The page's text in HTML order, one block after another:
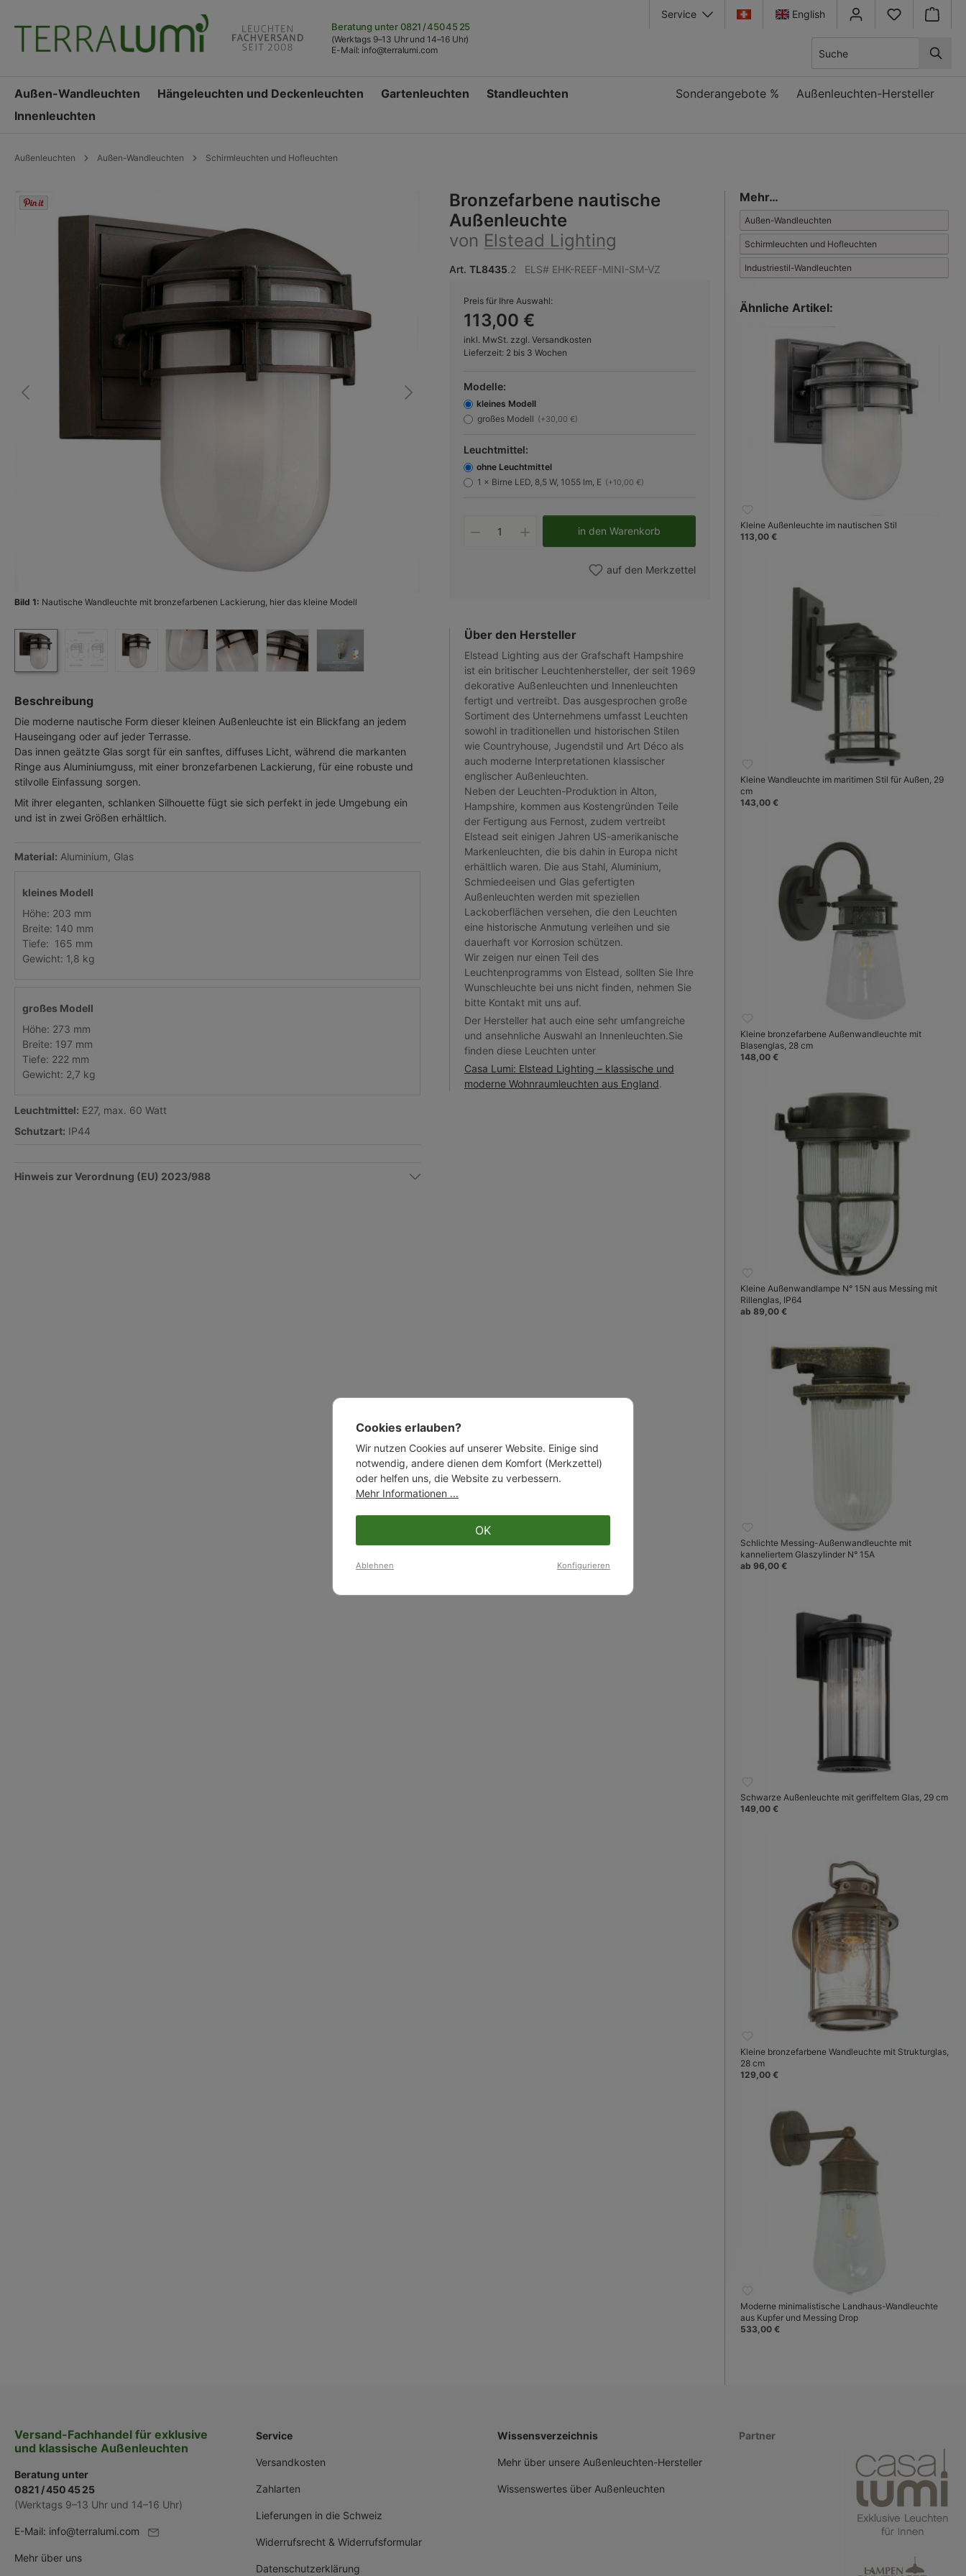
Zur Hauptnavigation springen
Beratung unter0821 / 450 45 25
(Werktags 9–13 Uhr und 14–16 Uhr)
E-Mail: info@terralumi.com
Service
English
Außen-Wandleuchten Hängeleuchten und Deckenleuchten Gartenleuchten Standleuchten Sonderangebote %
Außenleuchten-Hersteller
Innenleuchten
Außenleuchten Außen-Wandleuchten Schirmleuchten und Hofleuchten
Bildergalerie überspringen
Bild 1: Nautische Wandleuchte mit bronzefarbenen Lackierung, hier das kleine Modell
Beschreibung
Die moderne nautische Form dieser kleinen Außenleuchte ist ein Blickfang an jedem
Hauseingang oder auf jeder Terrasse.
Das innen geätzte Glas sorgt für ein sanftes, diffuses Licht, während die markanten
Ringe aus Aluminiumguss, mit einer bronzefarbenen Lackierung, für eine robuste und
stilvolle Einfassung sorgen.
Mit ihrer eleganten, schlanken Silhouette fügt sie sich perfekt in jede Umgebung ein
und ist in zwei Größen erhältlich.
Material: Aluminium, Glas
kleines Modell
Höhe: 203 mm
Breite: 140 mm
Tiefe: 165 mm
Gewicht: 1,8 kg
großes Modell
Höhe: 273 mm
Breite: 197 mm
Tiefe: 222 mm
Gewicht: 2,7 kg
Leuchtmittel: E27, max. 60 Watt
Schutzart: IP44
Hinweis zur Verordnung (EU) 2023/988
Bronzefarbene nautische
Außenleuchte
von Elstead Lighting
Art. TL8435.2 ELS# EHK-REEF-MINI-SM-VZ
Preis für Ihre Auswahl:
113,00 €
inkl. MwSt. zzgl. Versandkosten
Lieferzeit: 2 bis 3 Wochen
Modelle:
kleines Modell
großes Modell (+30,00 €)
Leuchtmittel:
ohne Leuchtmittel
1 × Birne LED, 8,5 W, 1055 lm, E (+10,00 €)
Produkt Anzahl: Gib den gewünschten Wert ein oder
in den Warenkorb
auf den Merkzettel
Über den Hersteller
Elstead Lighting aus der Grafschaft Hampshire
ist ein britischer Leuchtenhersteller, der seit 1969
dekorative Außenleuchten und Innenleuchten
fertigt und vertreibt. Das ausgesprochen große
Sortiment des Unternehmens umfasst Leuchten
sowohl in traditionellen und historischen Stilen
wie Countryhouse, Jugendstil und Art Déco als
auch moderne Interpretationen klassischer
englischer Außenleuchten.
Neben der Leuchten-Produktion in Alton,
Hampshire, kommen aus Kostengründen Teile
der Fertigung aus Fernost, zudem vertreibt
Elstead seit einigen Jahren US-amerikanische
Markenleuchten, die bis dahin in Europa nicht
erhältlich waren. Die aus Stahl, Aluminium,
Schmiedeeisen und Glas gefertigten
Außenleuchten werden mit speziellen
Lackoberflächen versehen, die den Leuchten
eine historische Anmutung verleihen und sie
dauerhaft vor Korrosion schützen.
Wir zeigen nur einen Teil des
Leuchtenprogramms von Elstead, sollten Sie Ihre
Wunschleuchte bei uns nicht finden, nehmen Sie
bitte Kontakt mit uns auf.
Der Hersteller hat auch eine sehr umfangreiche
und ansehnliche Auswahl an Innenleuchten.Sie
finden diese Leuchten unter
Casa Lumi: Elstead Lighting – klassische und
moderne Wohnraumleuchten aus England.
Mehr…
Außen-Wandleuchten
Schirmleuchten und Hofleuchten
Industriestil-Wandleuchten
Ähnliche Artikel:
Kleine Außenleuchte im nautischen Stil
113,00 €
Kleine Wandleuchte im maritimen Stil für Außen, 29
cm
143,00 €
Kleine bronzefarbene Außenwandleuchte mit
Blasenglas, 28 cm
148,00 €
Kleine Außenwandlampe N° 15N aus Messing mit
Rillenglas, IP64
ab 89,00 €
Schlichte Messing-Außenwandleuchte mit
kanneliertem Glaszylinder N° 15A
ab 96,00 €
Schwarze Außenleuchte mit geriffeltem Glas, 29 cm
149,00 €
Kleine bronzefarbene Wandleuchte mit Strukturglas,
28 cm
129,00 €
Moderne minimalistische Landhaus-Wandleuchte
aus Kupfer und Messing Drop
533,00 €
Versand-Fachhandel für exklusive
und klassische Außenleuchten
Beratung unter
0821 / 450 45 25
(Werktags 9–13 Uhr und 14–16 Uhr)
E-Mail: info@terralumi.com
Mehr über uns
Service
Versandkosten
Zahlarten
Lieferungen in die Schweiz
Widerrufsrecht & Widerrufsformular
Datenschutzerklärung
Wissensverzeichnis
Mehr über unsere Außenleuchten-Hersteller
Wissenswertes über Außenleuchten
Partner
Cookies erlauben?
Wir nutzen Cookies auf unserer Website. Einige sind
notwendig, andere dienen dem Komfort (Merkzettel)
oder helfen uns, die Website zu verbessern.
Mehr Informationen ...
OK
Ablehnen Konfigurieren